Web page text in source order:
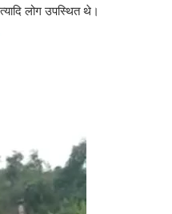
लोग उपस्थित थे।